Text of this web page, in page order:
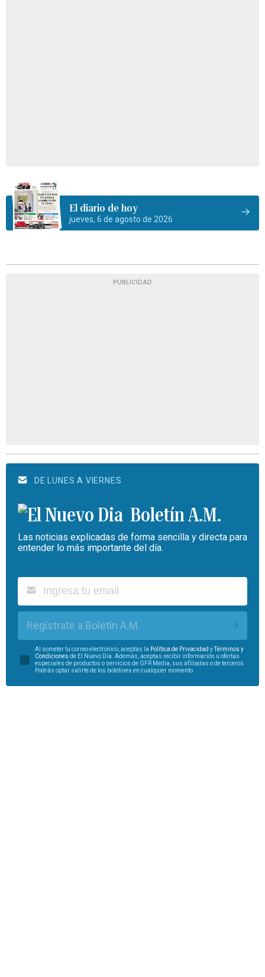
El diario de hoy
jueves, 6 de agosto de 2026
PUBLICIDAD
DE LUNES A VIERNES
Boletín A.M.
Las noticias explicadas de forma sencilla y directa para
entender lo más importante del día.
Regístrate a Boletín A.M.
Al someter tu correo electrónico, aceptas la Política de Privacidad yTérminos y
Condiciones de El Nuevo Día. Además, aceptas recibir información u ofertas
especiales de productos o servicios de GFR Media, sus afiliadas o de terceros.
Podrás optar salirte de los boletines en cualquier momento.